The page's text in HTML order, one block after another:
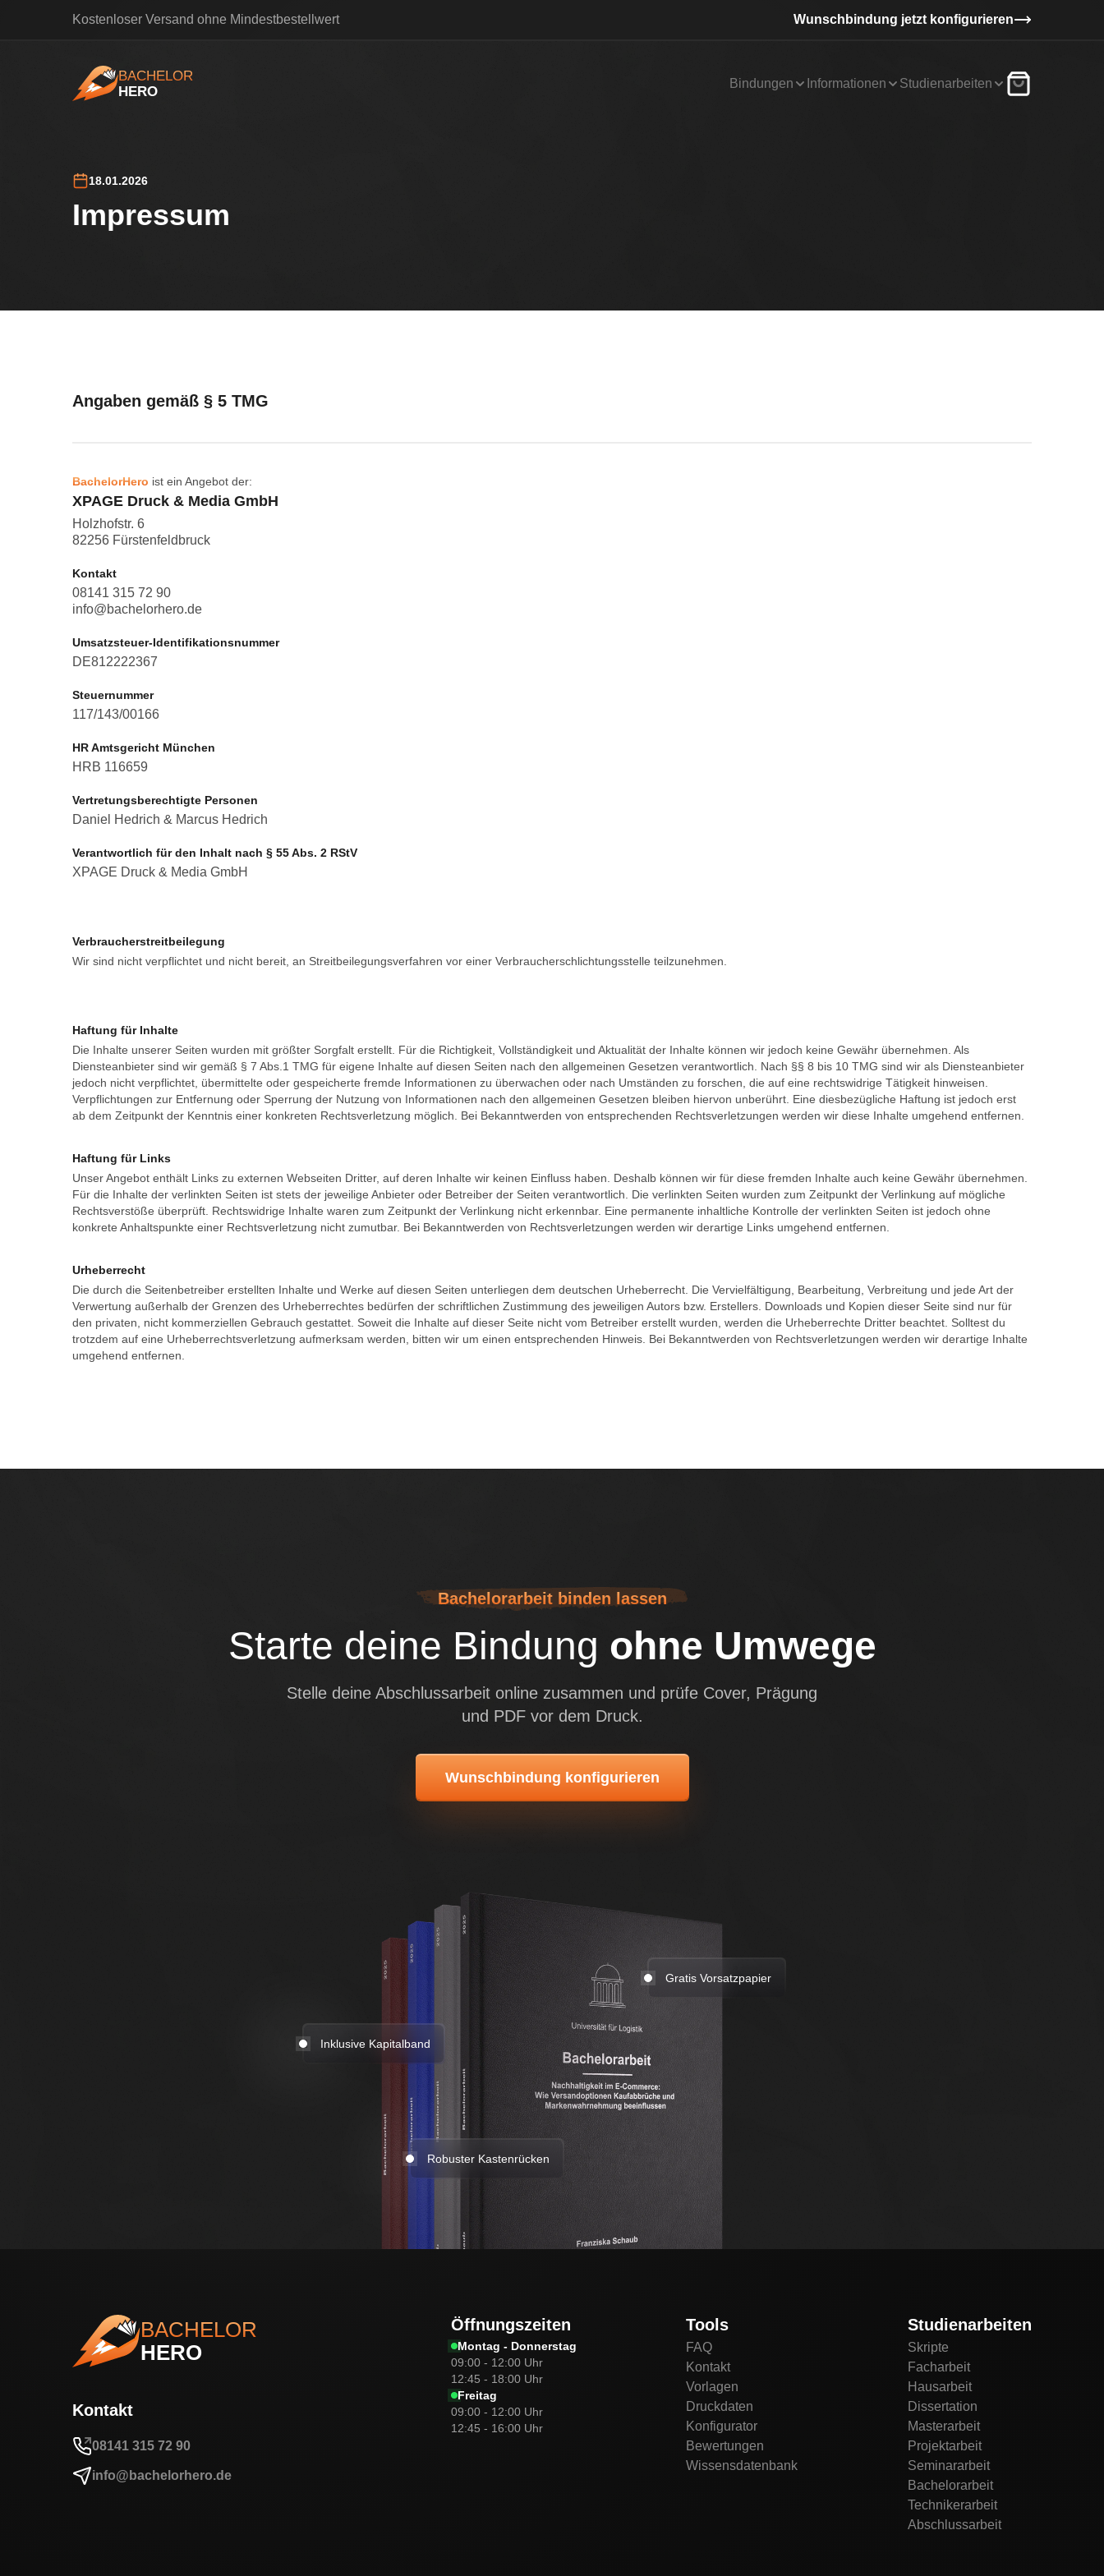
Kostenloser Versand ohne Mindestbestellwert Wunschbindung jetzt konfigurieren
BachelorHero
BACHELOR
HERO
Bindungen Informationen Studienarbeiten
18.01.2026
Impressum
Angaben gemäß § 5 TMG
BachelorHero ist ein Angebot der:
XPAGE Druck & Media GmbH
Holzhofstr. 6
82256 Fürstenfeldbruck
Kontakt
08141 315 72 90
info@bachelorhero.de
Umsatzsteuer-Identifikationsnummer
DE812222367
Steuernummer
117/143/00166
HR Amtsgericht München
HRB 116659
Vertretungsberechtigte Personen
Daniel Hedrich & Marcus Hedrich
Verantwortlich für den Inhalt nach § 55 Abs. 2 RStV
XPAGE Druck & Media GmbH
Verbraucherstreitbeilegung
Wir sind nicht verpflichtet und nicht bereit, an Streitbeilegungsverfahren vor einer Verbraucherschlichtungsstelle teilzunehmen.
Haftung für Inhalte
Die Inhalte unserer Seiten wurden mit größter Sorgfalt erstellt. Für die Richtigkeit, Vollständigkeit und Aktualität der Inhalte können wir jedoch keine Gewähr übernehmen. Als
Diensteanbieter sind wir gemäß § 7 Abs.1 TMG für eigene Inhalte auf diesen Seiten nach den allgemeinen Gesetzen verantwortlich. Nach §§ 8 bis 10 TMG sind wir als Diensteanbieter
jedoch nicht verpflichtet, übermittelte oder gespeicherte fremde Informationen zu überwachen oder nach Umständen zu forschen, die auf eine rechtswidrige Tätigkeit hinweisen.
Verpflichtungen zur Entfernung oder Sperrung der Nutzung von Informationen nach den allgemeinen Gesetzen bleiben hiervon unberührt. Eine diesbezügliche Haftung ist jedoch erst
ab dem Zeitpunkt der Kenntnis einer konkreten Rechtsverletzung möglich. Bei Bekanntwerden von entsprechenden Rechtsverletzungen werden wir diese Inhalte umgehend entfernen.
Haftung für Links
Unser Angebot enthält Links zu externen Webseiten Dritter, auf deren Inhalte wir keinen Einfluss haben. Deshalb können wir für diese fremden Inhalte auch keine Gewähr übernehmen.
Für die Inhalte der verlinkten Seiten ist stets der jeweilige Anbieter oder Betreiber der Seiten verantwortlich. Die verlinkten Seiten wurden zum Zeitpunkt der Verlinkung auf mögliche
Rechtsverstöße überprüft. Rechtswidrige Inhalte waren zum Zeitpunkt der Verlinkung nicht erkennbar. Eine permanente inhaltliche Kontrolle der verlinkten Seiten ist jedoch ohne
konkrete Anhaltspunkte einer Rechtsverletzung nicht zumutbar. Bei Bekanntwerden von Rechtsverletzungen werden wir derartige Links umgehend entfernen.
Urheberrecht
Die durch die Seitenbetreiber erstellten Inhalte und Werke auf diesen Seiten unterliegen dem deutschen Urheberrecht. Die Vervielfältigung, Bearbeitung, Verbreitung und jede Art der
Verwertung außerhalb der Grenzen des Urheberrechtes bedürfen der schriftlichen Zustimmung des jeweiligen Autors bzw. Erstellers. Downloads und Kopien dieser Seite sind nur für
den privaten, nicht kommerziellen Gebrauch gestattet. Soweit die Inhalte auf dieser Seite nicht vom Betreiber erstellt wurden, werden die Urheberrechte Dritter beachtet. Solltest du
trotzdem auf eine Urheberrechtsverletzung aufmerksam werden, bitten wir um einen entsprechenden Hinweis. Bei Bekanntwerden von Rechtsverletzungen werden wir derartige Inhalte
umgehend entfernen.
Bachelorarbeit binden lassen
Starte deine Bindung ohne Umwege
Stelle deine Abschlussarbeit online zusammen und prüfe Cover, Prägung
und PDF vor dem Druck.
Wunschbindung konfigurieren
Gratis Vorsatzpapier
Inklusive Kapitalband
Robuster Kastenrücken
BACHELOR
HERO
Kontakt
08141 315 72 90
info@bachelorhero.de
Öffnungszeiten
Montag - Donnerstag
09:00 - 12:00 Uhr
12:45 - 18:00 Uhr
Freitag
09:00 - 12:00 Uhr
12:45 - 16:00 Uhr
Tools
FAQ
Kontakt
Vorlagen
Druckdaten
Konfigurator
Bewertungen
Wissensdatenbank
Studienarbeiten
Skripte
Facharbeit
Hausarbeit
Dissertation
Masterarbeit
Projektarbeit
Seminararbeit
Bachelorarbeit
Technikerarbeit
Abschlussarbeit